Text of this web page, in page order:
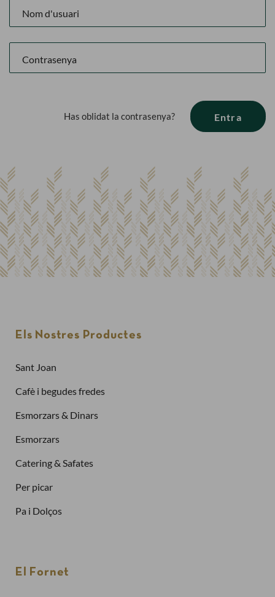
Entra
Has oblidat la contrasenya?
Els Nostres Productes
Sant Joan
Cafè i begudes fredes
Esmorzars & Dinars
Esmorzars
Catering & Safates
Per picar
Pa i Dolços
El Fornet
Finalitzar la compra com a